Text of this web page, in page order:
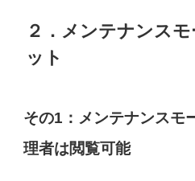
２．メンテナンス
ット
その1：メンテナンスモ
理者は閲覧可能